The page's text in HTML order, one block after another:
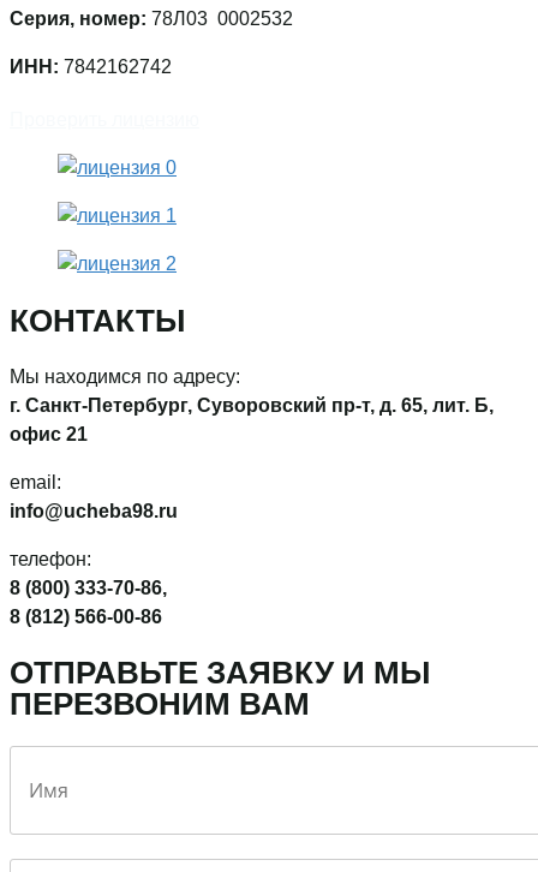
Серия, номер: 78Л03 0002532
ИНН: 7842162742
КОНТАКТЫ
Мы находимся по адресу:
г. Санкт-Петербург, Суворовский пр-т, д. 65, лит. Б,
офис 21
email:
info@ucheba98.ru
телефон:
8 (800) 333-70-86,
8 (812) 566-00-86
ОТПРАВЬТЕ ЗАЯВКУ И МЫ
ПЕРЕЗВОНИМ ВАМ